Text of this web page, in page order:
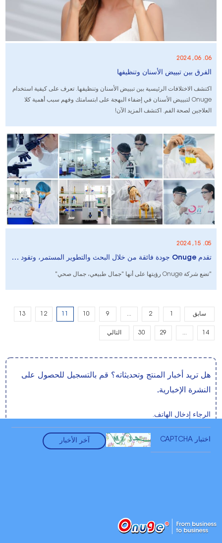
06. 06, 2024
الفرق بين تبييض الأسنان وتنظيفها
اكتشف الاختلافات الرئيسية بين تبييض الأسنان وتنظيفها. تعرف على كيفية استخدام
Onuge لتبييض الأسنان في إضفاء البهجة على ابتسامتك وفهم سبب أهمية كلا
العلاجين لصحة الفم. اكتشف المزيد الآن!
05. 15, 2024
تقدم Onuge جودة فائقة من خلال البحث والتطوير المستمر، وتقود اتجاهًا جديدًا لـ "الجمال الطبيعي، الجمال الصحي"
"تضع شركة Onuge رؤيتها على أنها "جمال طبيعي، جمال صحي"
سابق 2
...
9
10
12
13
14
...
29
30 التالي
هل تريد أخبار المنتج وتحديثاته؟ قم بالتسجيل للحصول على
النشرة الإخبارية.